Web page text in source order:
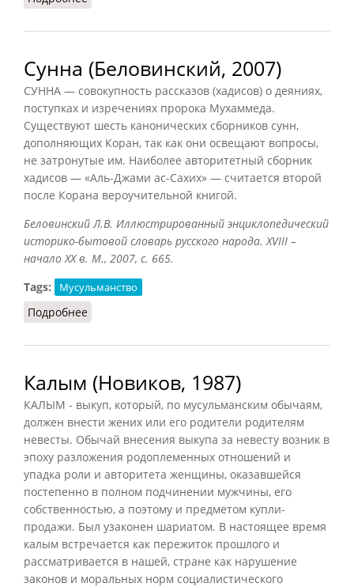
Сунна (Беловинский, 2007)
СУННА — совокупность рассказов (хадисов) о деяниях,
поступках и изречениях пророка Мухаммеда.
Существуют шесть канонических сборников сунн,
дополняющих Коран, так как они освещают вопросы,
не затронутые им. Наиболее авторитетный сборник
хадисов — «Аль-Джами ас-Сахих» — считается второй
после Корана вероучительной книгой.
Беловинский Л.В. Иллюстрированный энциклопедический
историко-бытовой словарь русского народа. XVIII –
начало XX в. М., 2007, с. 665.
Tags:
Мусульманство
Подробнее
Калым (Новиков, 1987)
КАЛЫМ - выкуп, который, по мусульманским обычаям,
должен внести жених или его родители родителям
невесты. Обычай внесения выкупа за невесту возник в
эпоху разложения родоплеменных отношений и
упадка роли и авторитета женщины, оказавшейся
постепенно в полном подчинении мужчины, его
собственностью, а поэтому и предметом купли-
продажи. Был узаконен шариатом. В настоящее время
калым встречается как пережиток прошлого и
рассматривается в нашей, стране как нарушение
законов и моральных норм социалистического